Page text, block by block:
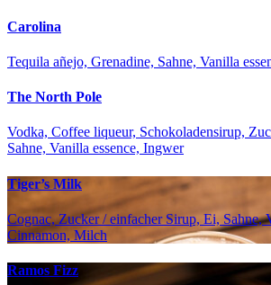
Carolina
Tequila añejo, Grenadine, Sahne, Vanilla
The North Pole
Vodka, Coffee liqueur, Schokoladensirup,
Sahne, Vanilla essence, Ingwer
Tiger’s Milk
Cognac, Zucker / einfacher Sirup, Ei, Sahne,
Cinnamon, Milch
Ramos Fizz